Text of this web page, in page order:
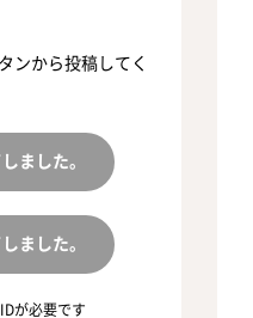
ンから投稿してく
ました。
ました。
が必要です